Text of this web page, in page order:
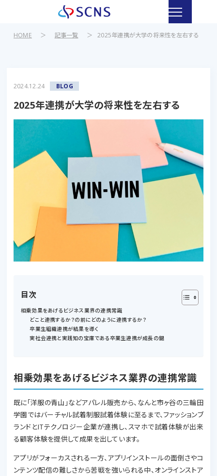
HOME ＞ 記事一覧 ＞ 2025年連携が大学の将来性を左右する
2024.12.24 BLOG
2025年連携が大学の将来性を左右する
目次
相乗効果をあげるビジネス業界の連携常識
どこと連携するか？の前にどのように連携するか？
卒業生組織連携が結果を導く
実社会連携と実践知の宝庫である卒業生連携が成長の鍵
相乗効果をあげるビジネス業界の連携常識
既に「洋服の青山」などアパレル販売から、なんと市ヶ谷の三輪田
学園ではバーチャル試着制服試着体験に至るまで、ファッションブ
ランドとITテクノロジー企業が連携し、スマホで試着体験が出来
る顧客体験を提供して成果を出しています。
アプリがフォーカスされる一方、アプリインストールの面倒さやコ
ンテンツ配信の難しさから苦戦を強いられる中、オンラインストア